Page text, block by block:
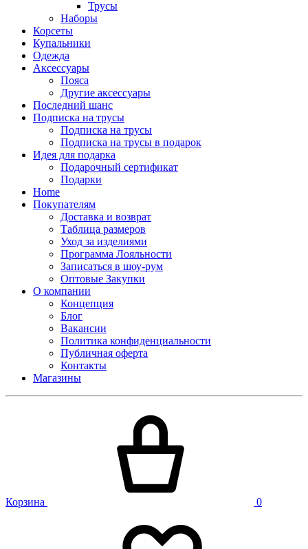
Трусы
Наборы
Корсеты
Купальники
Одежда
Аксессуары
Пояса
Другие аксессуары
Последний шанс
Подписка на трусы
Подписка на трусы
Подписка на трусы в подарок
Идея для подарка
Подарочный сертификат
Подарки
Home
Покупателям
Доставка и возврат
Таблица размеров
Уход за изделиями
Программа Лояльности
Записаться в шоу-рум
Оптовые Закупки
О компании
Концепция
Блог
Вакансии
Политика конфиденциальности
Публичная оферта
Контакты
Магазины
Корзина 0